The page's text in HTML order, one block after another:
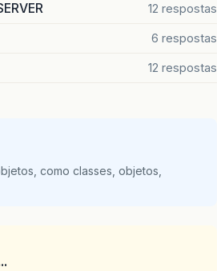
12 respostas
6 respostas
12 respostas
como classes, objetos,